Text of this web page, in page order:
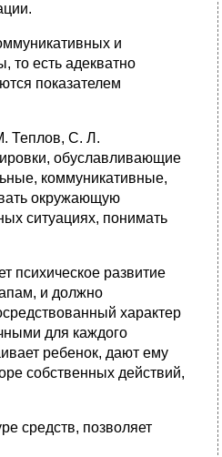
и
то есть адекватно
показателем
Теплов, С. Л.
обуславливающие
коммуникативные,
окружающую
ситуациях, понимать
психическое развитие
и должно
характер
для каждого
ребенок, дают ему
собственных действий,
средств, позволяет